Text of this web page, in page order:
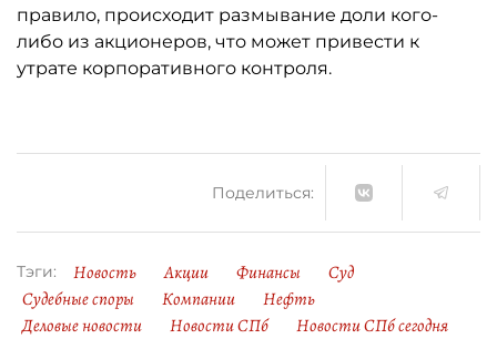
правило, происходит размывание доли кого-
либо из акционеров, что может привести к
утрате корпоративного контроля.
Поделиться:
Тэги: Новость Акции Финансы
Суд
Судебные споры
Компании
Нефть
Деловые новости
Новости СПб Новости СПб сегодня